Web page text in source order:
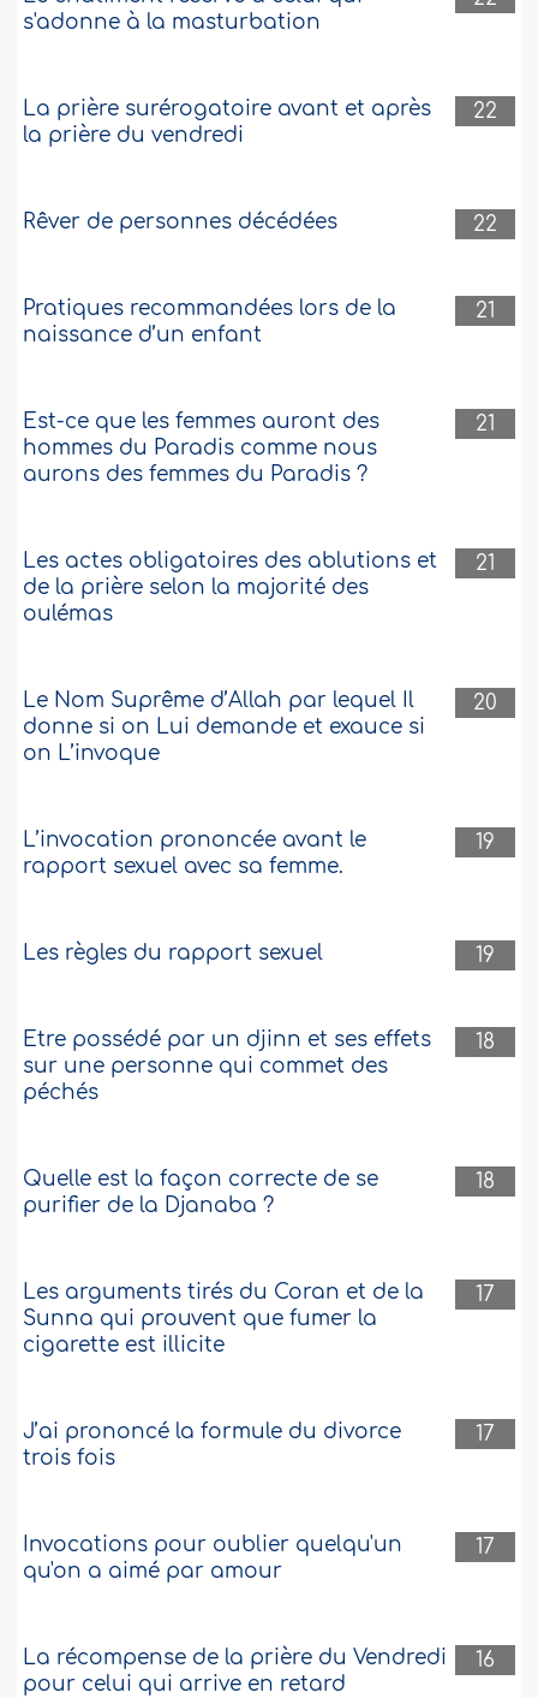
s'adonne à la masturbation
22
La prière surérogatoire avant et après
la prière du vendredi
22
Rêver de personnes décédées
21
Pratiques recommandées lors de la
naissance d’un enfant
21
Est-ce que les femmes auront des
hommes du Paradis comme nous
aurons des femmes du Paradis ?
21
Les actes obligatoires des ablutions et
de la prière selon la majorité des
oulémas
20
Le Nom Suprême d’Allah par lequel Il
donne si on Lui demande et exauce si
on L’invoque
19
L’invocation prononcée avant le
rapport sexuel avec sa femme.
19
Les règles du rapport sexuel
18
Etre possédé par un djinn et ses effets
sur une personne qui commet des
péchés
18
Quelle est la façon correcte de se
purifier de la Djanaba ?
17
Les arguments tirés du Coran et de la
Sunna qui prouvent que fumer la
cigarette est illicite
17
J’ai prononcé la formule du divorce
trois fois
17
Invocations pour oublier quelqu'un
qu'on a aimé par amour
16
La récompense de la prière du Vendredi
pour celui qui arrive en retard